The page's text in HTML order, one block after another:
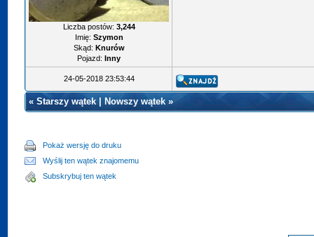
Liczba postów: 3,244
Imię: Szymon
Skąd: Knurów
Pojazd: Inny
24-05-2018 23:53:44
«Starszy wątek Nowszy wątek»
Pokaż wersję do druku
Wyślij ten wątek znajomemu
Subskrybuj ten wątek